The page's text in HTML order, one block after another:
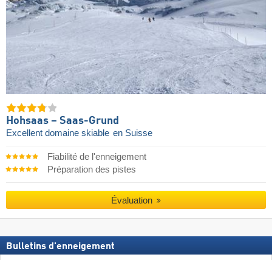
Hohsaas – Saas-Grund
Excellent domaine skiable en Suisse
Fiabilité de l'enneigement
Préparation des pistes
Évaluation
Bulletins d'enneigement